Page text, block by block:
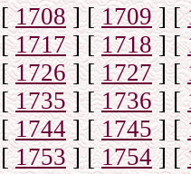
[1708] [1709] [
[1717] [1718] [
[1726] [1727] [
[1735] [1736] [
[1744] [1745] [
[1753] [1754] [